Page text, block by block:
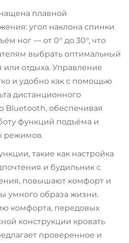
плавной
угол наклона спинки
ног — от 0° до 30°, что
выбрать оптимальный
или отдыха. Управление
и удобно как с помощью
дистанционного
Bluetooth, обеспечивая
функций подъёма и
режимов.
такие как настройка
и будильник с
повышают комфорт и
умного образа жизни.
комфорта, передовых
конструкции кровать
проверенное и